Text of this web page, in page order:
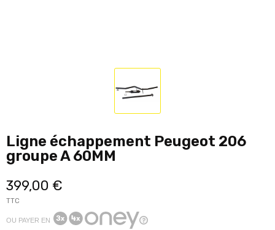
Ligne échappement Peugeot 206
groupe A 60MM
399,00 €
TTC
OU PAYER EN